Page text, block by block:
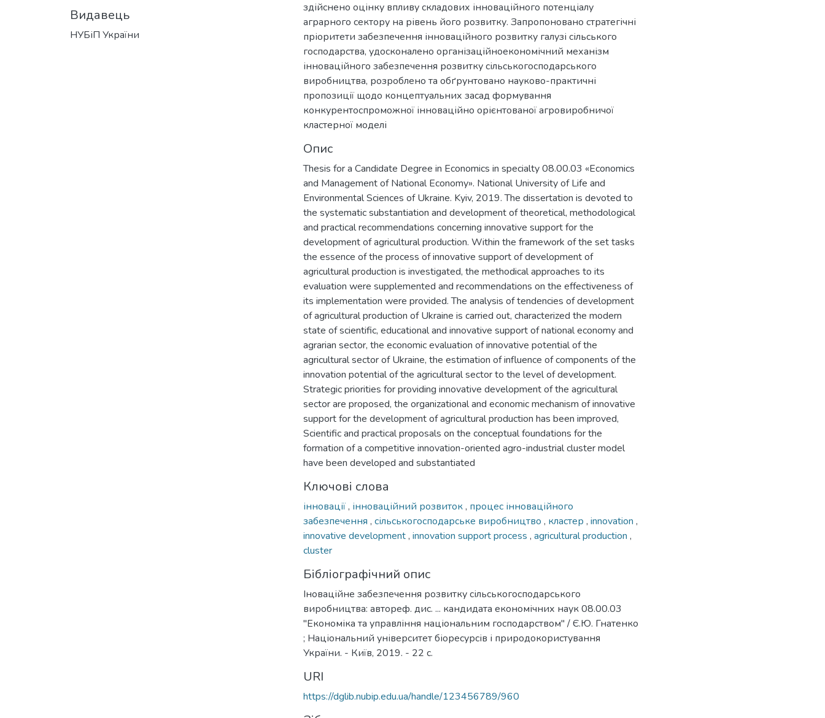
Видавець
НУБіП України
здійснено оцінку впливу складових інноваційного потенціалу
аграрного сектору на рівень його розвитку. Запропоновано стратегічні
пріоритети забезпечення інноваційного розвитку галузі сільського
господарства, удосконалено організаційноекономічний механізм
інноваційного забезпечення розвитку сільськогосподарського
виробництва, розроблено та обґрунтовано науково-практичні
пропозиції щодо концептуальних засад формування
конкурентоспроможної інноваційно орієнтованої агровиробничої
кластерної моделі
Опис
Thesis for a Candidate Degree in Economics in specialty 08.00.03 «Economics
and Management of National Economy». National University of Life and
Environmental Sciences of Ukraine. Kyiv, 2019. The dissertation is devoted to
the systematic substantiation and development of theoretical, methodological
and practical recommendations concerning innovative support for the
development of agricultural production. Within the framework of the set tasks
the essence of the process of innovative support of development of
agricultural production is investigated, the methodical approaches to its
evaluation were supplemented and recommendations on the effectiveness of
its implementation were provided. The analysis of tendencies of development
of agricultural production of Ukraine is carried out, characterized the modern
state of scientific, educational and innovative support of national economy and
agrarian sector, the economic evaluation of innovative potential of the
agricultural sector of Ukraine, the estimation of influence of components of the
innovation potential of the agricultural sector to the level of development.
Strategic priorities for providing innovative development of the agricultural
sector are proposed, the organizational and economic mechanism of innovative
support for the development of agricultural production has been improved,
Scientific and practical proposals on the conceptual foundations for the
formation of a competitive innovation-oriented agro-industrial cluster model
have been developed and substantiated
Ключові слова
інновації, інноваційний розвиток, процес інноваційного
забезпечення , сільськогосподарське виробництво , кластер , innovation ,
innovative development, innovation support process , agricultural production ,
cluster
Бібліографічний опис
Іноваційне забезпечення розвитку сільськогосподарського
виробництва: автореф. дис. ... кандидата економічних наук 08.00.03
"Економіка та управління національним господарством" / Є.Ю. Гнатенко
; Національний університет біоресурсів і природокористування
України. - Київ, 2019. - 22 с.
URI
https://dglib.nubip.edu.ua/handle/123456789/960